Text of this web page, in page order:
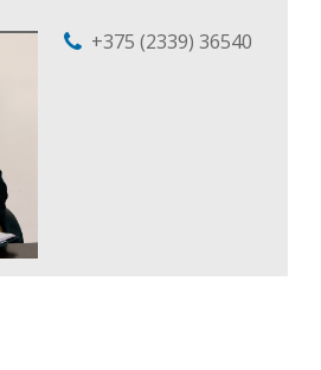
+375 (2339) 36540